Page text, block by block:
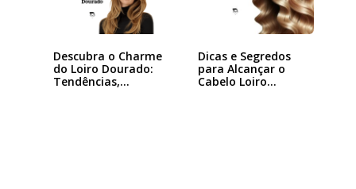
Descubra o Charme
do Loiro Dourado:
Tendências,…
Dicas e Segredos
para Alcançar o
Cabelo Loiro…